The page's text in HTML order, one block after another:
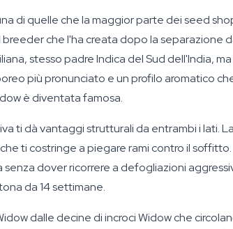
di quelle che la maggior parte dei seed
che l'ha creata dopo la separazione
stesso padre Indica del Sud dell'India,
più pronunciato e un profilo aromatico
è diventata famosa.
ti dà vantaggi strutturali da entrambi i
ti costringe a piegare rami contro il
dover ricorrere a defogliazioni
da 14 settimane.
dalle decine di incroci Widow che